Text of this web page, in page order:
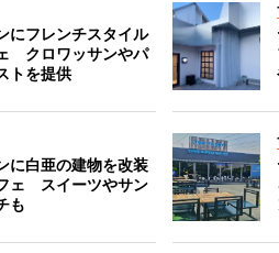
にフレンチスタイル
クロワッサンやパ
トを提供
に白亜の建物を改装
ェ スイーツやサン
も